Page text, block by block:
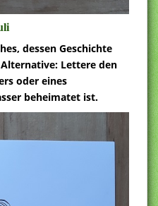
dessen Geschichte
Lettere den
oder eines
beheimatet ist.